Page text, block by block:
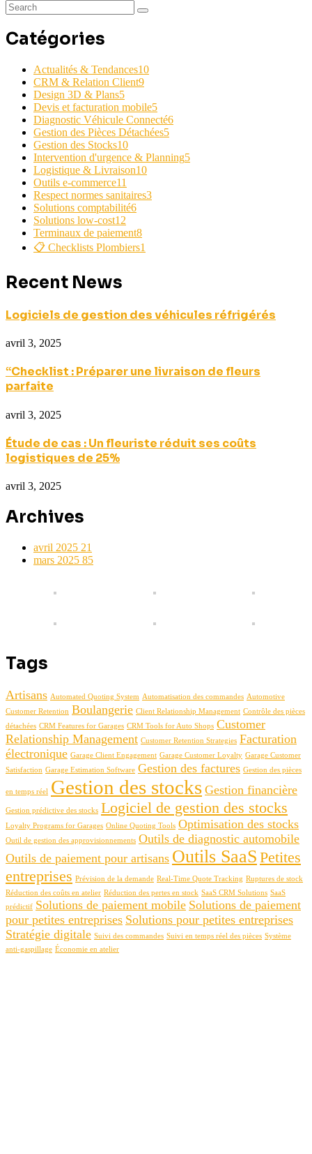
Catégories
Actualités & Tendances10
CRM & Relation Client9
Design 3D & Plans5
Devis et facturation mobile5
Diagnostic Véhicule Connecté6
Gestion des Pièces Détachées5
Gestion des Stocks10
Intervention d'urgence & Planning5
Logistique & Livraison10
Outils e-commerce11
Respect normes sanitaires3
Solutions comptabilité6
Solutions low-cost12
Terminaux de paiement8
📋 Checklists Plombiers1
Recent News
Logiciels de gestion des véhicules réfrigérés
avril 3, 2025
“Checklist : Préparer une livraison de fleurs
parfaite
avril 3, 2025
Étude de cas : Un fleuriste réduit ses coûts
logistiques de 25%
avril 3, 2025
Archives
avril 2025 21
mars 2025 85
Tags
Artisans Automated Quoting System Automatisation des commandes Automotive
Customer Retention Boulangerie Client Relationship Management Contrôle des pièces
détachées CRM Features for Garages CRM Tools for Auto Shops Customer
Relationship Management Customer Retention Strategies Facturation
électronique Garage Client Engagement Garage Customer Loyalty Garage Customer
Satisfaction Garage Estimation Software Gestion des factures Gestion des pièces
en temps réel Gestion des stocks Gestion financière
Gestion prédictive des stocks Logiciel de gestion des stocks
Loyalty Programs for Garages Online Quoting Tools Optimisation des stocks
Outil de gestion des approvisionnements Outils de diagnostic automobile
Outils de paiement pour artisans Outils SaaS Petites
entreprises Prévision de la demande Real-Time Quote Tracking Ruptures de stock
Réduction des coûts en atelier Réduction des pertes en stock SaaS CRM Solutions SaaS
prédictif Solutions de paiement mobile Solutions de paiement
pour petites entreprises Solutions pour petites entreprises
Stratégie digitale Suivi des commandes Suivi en temps réel des pièces Système
anti-gaspillage Économie en atelier